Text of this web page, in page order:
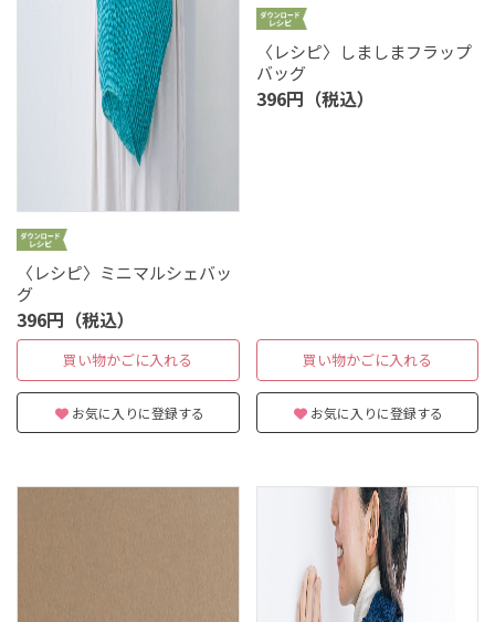
〈レシピ〉ミニマルシェバッ
グ
396円（税込）
買い物かごに入れる
お気に入りに登録する
〈レシピ〉しましまフラップ
バッグ
396円（税込）
買い物かごに入れる
お気に入りに登録する